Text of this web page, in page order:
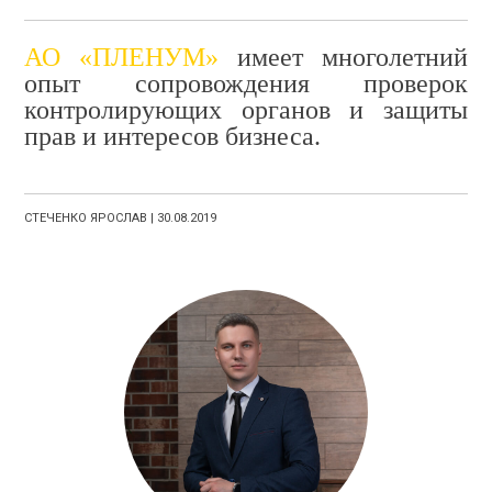
АО «ПЛЕНУМ» имеет многолетний
опыт сопровождения проверок
контролирующих органов и защиты
прав и интересов бизнеса.
СТЕЧЕНКО ЯРОСЛАВ | 30.08.2019